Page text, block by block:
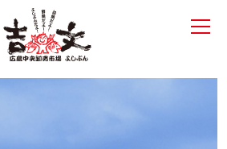
メニ